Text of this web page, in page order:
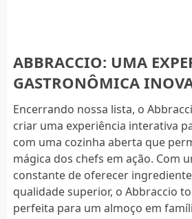
ABBRACCIO: UMA
GASTRONÔMICA
Encerrando nossa lista, o
criar uma experiência interativa
com uma cozinha aberta que
mágica dos chefs em ação. Com
constante de oferecer
qualidade superior, o Abbraccio
perfeita para um almoço em